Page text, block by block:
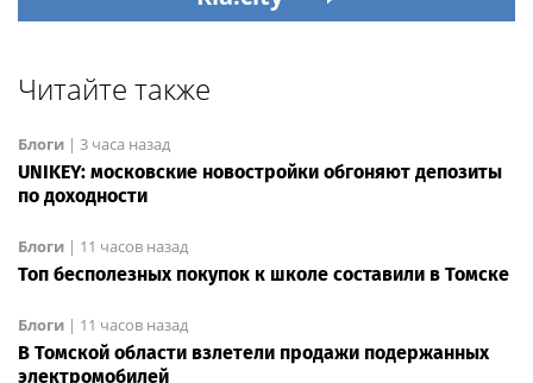
Читайте также
Блоги | 3 часа назад
UNIKEY: московские новостройки обгоняют депозиты
по доходности
Блоги | 11 часов назад
Топ бесполезных покупок к школе составили в Томске
Блоги | 11 часов назад
В Томской области взлетели продажи подержанных
электромобилей